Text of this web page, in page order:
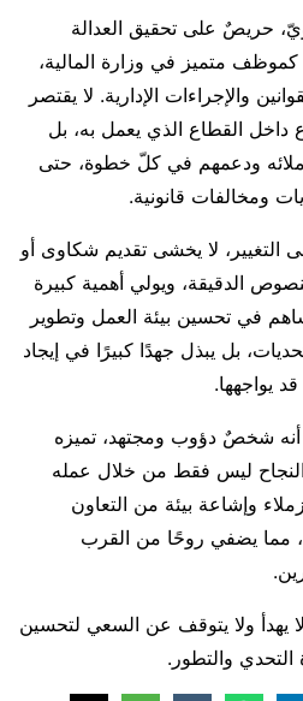
حريصٌ على تحقيق العدالة
متميز في وزارة المالية،
والإجراءات الإدارية. لا يقتصر
داخل القطاع الذي يعمل به، بل
ودعمهم في كلّ خطوة، حتى
ومخالفات قانونية.
التغيير، لا يخشى تقديم شكاوى أو
الدقيقة، ويولي أهمية كبيرة
في تحسين بيئة العمل وتطوير
بل يبذل جهدًا كبيرًا في إيجاد
يواجهها.
شخصٌ دؤوب ومجتهد، تميزه
النجاح ليس فقط من خلال عمله
وإشاعة بيئة من التعاون
مما يضفي روحًا من القرب
ولا يتوقف عن السعي لتحسين
التحدي والتطور.